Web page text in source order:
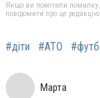
Якщо ви помітили помилку,
повідомити про це редакцію
#діти #АТО
Марта